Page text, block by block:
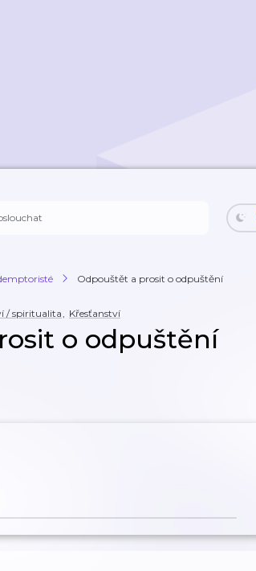
Odpouštět a prosit o odpuštění
/ spiritualita, Křesťanství
o odpuštění